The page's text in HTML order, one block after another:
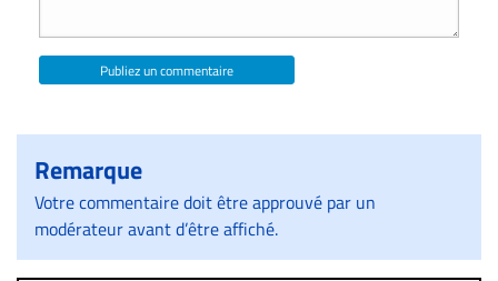
Publiez un commentaire
Remarque
Votre commentaire doit être approuvé par un
modérateur avant d’être affiché.